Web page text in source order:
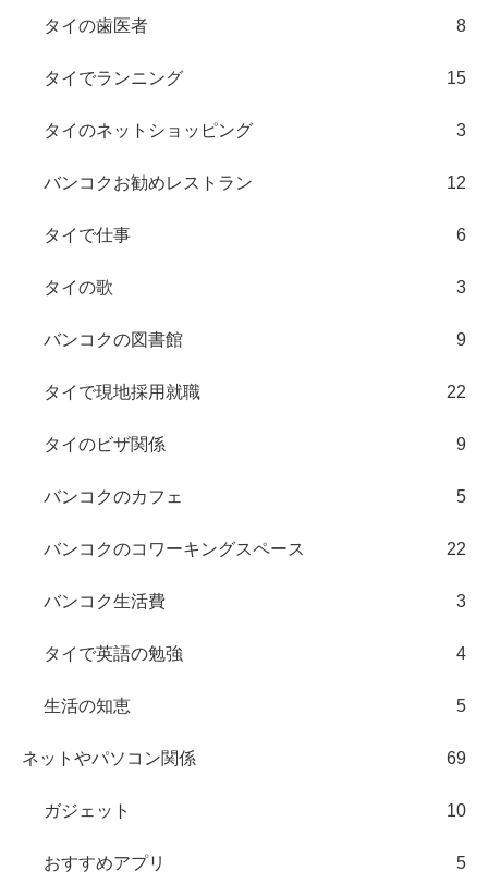
タイの歯医者 8
タイでランニング 15
タイのネットショッピング 3
バンコクお勧めレストラン 12
タイで仕事 6
タイの歌 3
バンコクの図書館 9
タイで現地採用就職 22
タイのビザ関係 9
バンコクのカフェ 5
バンコクのコワーキングスペース 22
バンコク生活費 3
タイで英語の勉強 4
生活の知恵 5
ネットやパソコン関係 69
ガジェット 10
おすすめアプリ 5